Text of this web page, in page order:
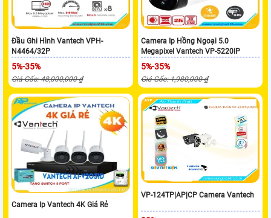
Đầu Ghi Hình Vantech VPH-
N4464/32P
5%-35%
Giá Gốc: 48,000,000 ₫
Camera Ip Hồng Ngoại 5.0
Megapixel Vantech VP-5220IP
5%-35%
Giá Gốc: 1,980,000 ₫
Camera Ip Vantech 4K Giá Rẻ
VP-124TP|AP|CP Camera Vantech